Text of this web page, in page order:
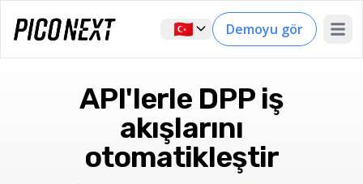
🇹🇷 Demoyu gör Open
API'lerle DPP iş
akışlarını
otomatikleştir